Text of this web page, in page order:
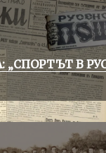
„СПОРТЪТ В